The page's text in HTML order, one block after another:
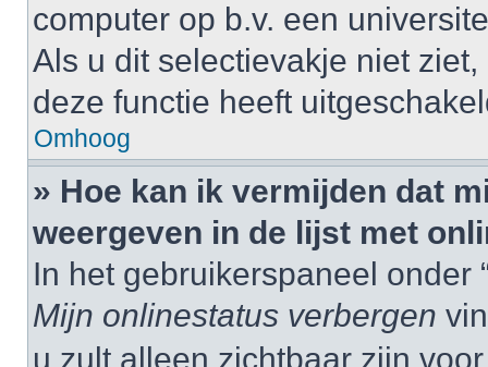
computer op b.v. een
Als u dit selectievakje niet
deze functie heeft
Omhoog
» Hoe kan ik vermijden dat
weergeven in de lijst met
In het gebruikerspaneel onder
Mijn onlinestatus verbergen
u zult alleen zichtbaar zijn